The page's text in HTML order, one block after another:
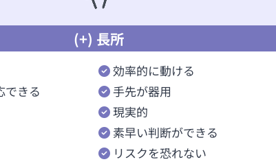
(+) 長所
できる
効率的に動ける
手先が器用
現実的
素早い判断ができる
リスクを恐れない